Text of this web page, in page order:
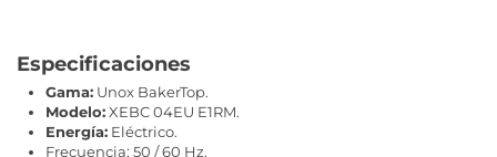
Especificaciones
Gama: Unox BakerTop.
Modelo:XEBC 04EU E1RM.
Energía: Eléctrico.
Frecuencia: 50 / 60 Hz.